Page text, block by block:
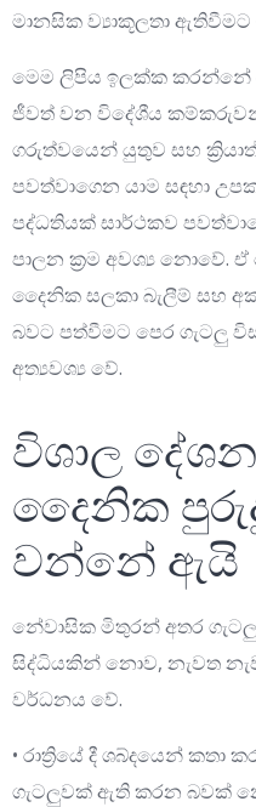
මානසික ව්‍යාකූලතා ඇතිවීමට
මෙම ලිපිය ඉලක්ක කරන්නේ
ජීවත් වන විදේශීය
ගරුත්වයෙන් යුතුව සහ
පවත්වාගෙන යාම සඳහා
පද්ධතියක් සාර්ථකව
පාලන ක්‍රම අවශ්‍ය නොවේ.
දෛනික සලකා බැලීම් සහ
බවට පත්වීමට පෙර ගැටලු
අත්‍යවශ්‍ය වේ.
විශාල
දෛනික
වන්නේ ඇයි
නේවාසික මිතුරන් අතර
සිද්ධියකින් නොව, නැවත
වර්ධනය වේ.
• රාත්‍රියේ දී ශබ්දයෙන්
ගැටලුවක් ඇති කරන බවක්